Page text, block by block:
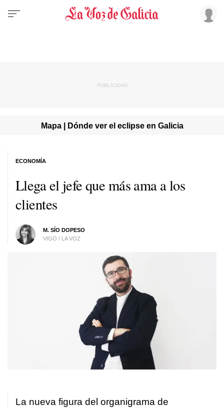
Mapa | Dónde ver el eclipse en Galicia
Llega el jefe que más ama a los
clientes
M. SÍO DOPESO
VIGO / LA VOZ
ECONOMÍA
La nueva figura del organigrama de